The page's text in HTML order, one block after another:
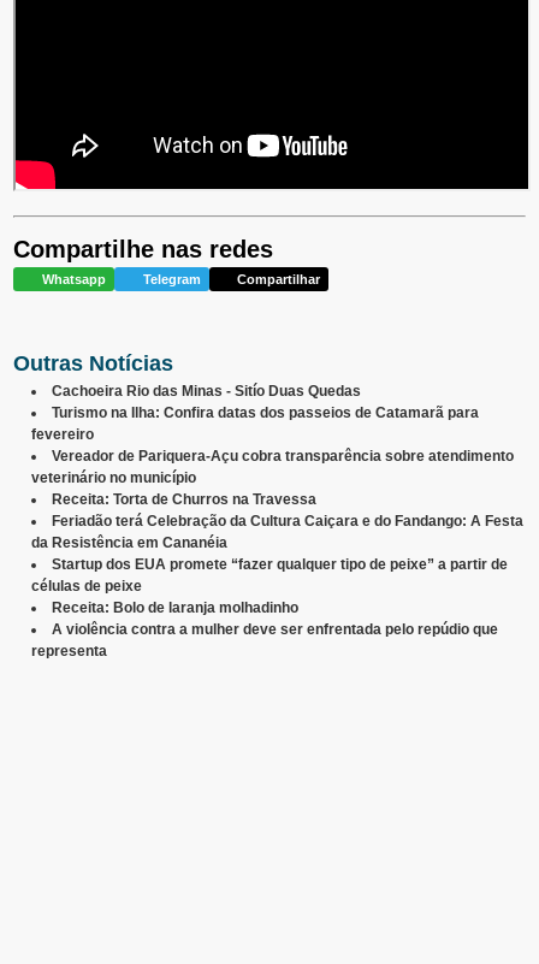
Compartilhe nas redes
Whatsapp Telegram Compartilhar
Outras Notícias
Cachoeira Rio das Minas - Sitío Duas Quedas
Turismo na Ilha: Confira datas dos passeios de Catamarã para
fevereiro
Vereador de Pariquera-Açu cobra transparência sobre atendimento
veterinário no município
Receita: Torta de Churros na Travessa
Feriadão terá Celebração da Cultura Caiçara e do Fandango: A Festa
da Resistência em Cananéia
Startup dos EUA promete “fazer qualquer tipo de peixe” a partir de
células de peixe
Receita: Bolo de laranja molhadinho
A violência contra a mulher deve ser enfrentada pelo repúdio que
representa